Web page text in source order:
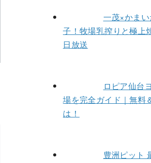
一茂×かま
子！牧場乳搾りと極上
日放送
ロピア仙台
場を完全ガイド｜無料
は！
豊洲ピット